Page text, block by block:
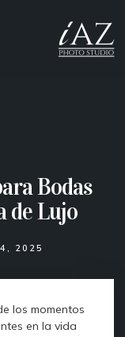
Bodas
de Lujo
2025
los momentos
en la vida